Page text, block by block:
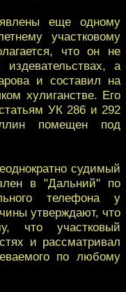
еще одному
участковому
что он не
издевательствах, а
и составил на
хулиганстве. Его
УК 286 и 292
помещен под
судимый
в "Дальний" по
телефона у
утверждают, что
что участковый
и рассматривал
по любому